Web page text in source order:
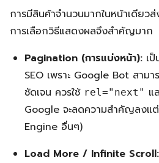
การมีสินค้าจำนวนมากในหน้าเดียวส่
การเลือกวิธีแสดงผลจึงสำคัญมาก
Pagination (การแบ่งหน้า): เ
SEO เพราะ Google Bot สาม
ชัดเจน ควรใช้ rel="next" แ
Google จะลดความสำคัญลงแ
Engine อื่นๆ)
Load More / Infinite Scroll: